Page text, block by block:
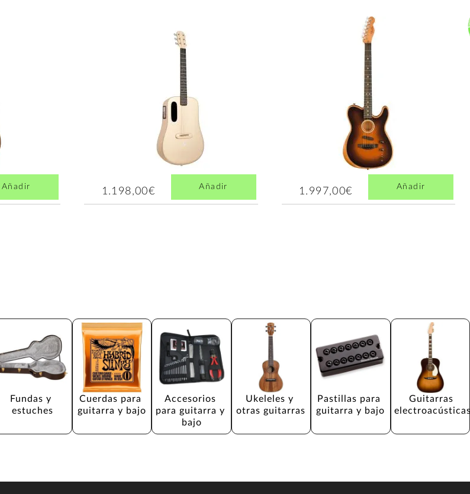
Añadir 1.198,00€ Añadir 1.997,00€ Añadir
Fundas y
estuches
Cuerdas para
guitarra y bajo
Accesorios
para guitarra y
bajo
Ukeleles y
otras guitarras
Pastillas para
guitarra y bajo
Guitarras